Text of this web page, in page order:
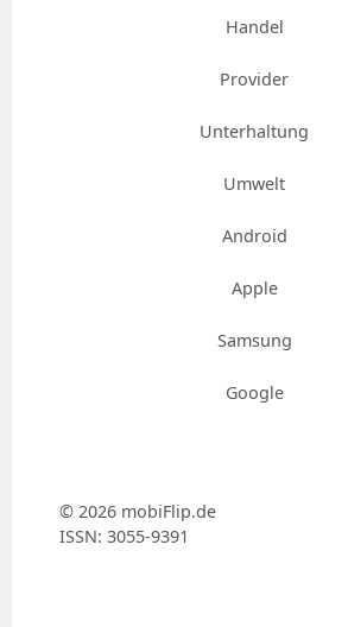
Handel
Provider
Unterhaltung
Umwelt
Android
Apple
Samsung
Google
© 2026 mobiFlip.de
ISSN: 3055-9391